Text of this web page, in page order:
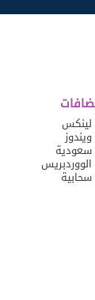
لينكس
سعودية